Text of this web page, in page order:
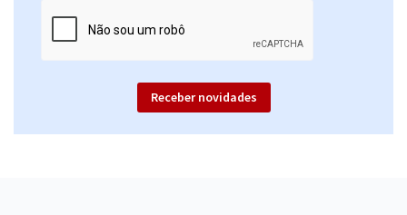
Receber novidades